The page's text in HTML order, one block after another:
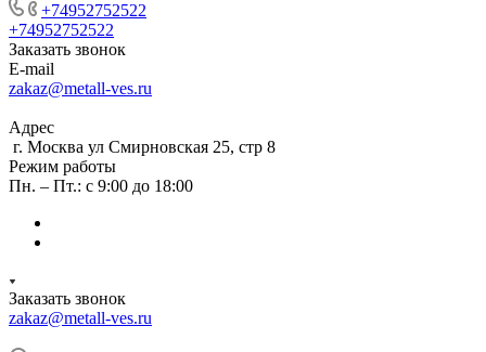
+74952752522
+74952752522
Заказать звонок
E-mail
zakaz@metall-ves.ru
Адрес
г. Москва ул Смирновская 25, стр 8
Режим работы
Пн. – Пт.: с 9:00 до 18:00
Заказать звонок
zakaz@metall-ves.ru